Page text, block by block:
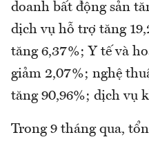
doanh bất động sản
dịch vụ hỗ trợ tăng
tăng 6,37%; Y tế và
giảm 2,07%; nghệ
tăng 90,96%; dịch vụ
Trong 9 tháng qua,